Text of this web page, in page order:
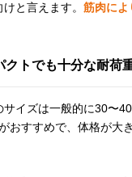
と言えます。 筋肉によ
クトでも十分な耐荷
イズは一般的に30〜
おすすめで、体格が大